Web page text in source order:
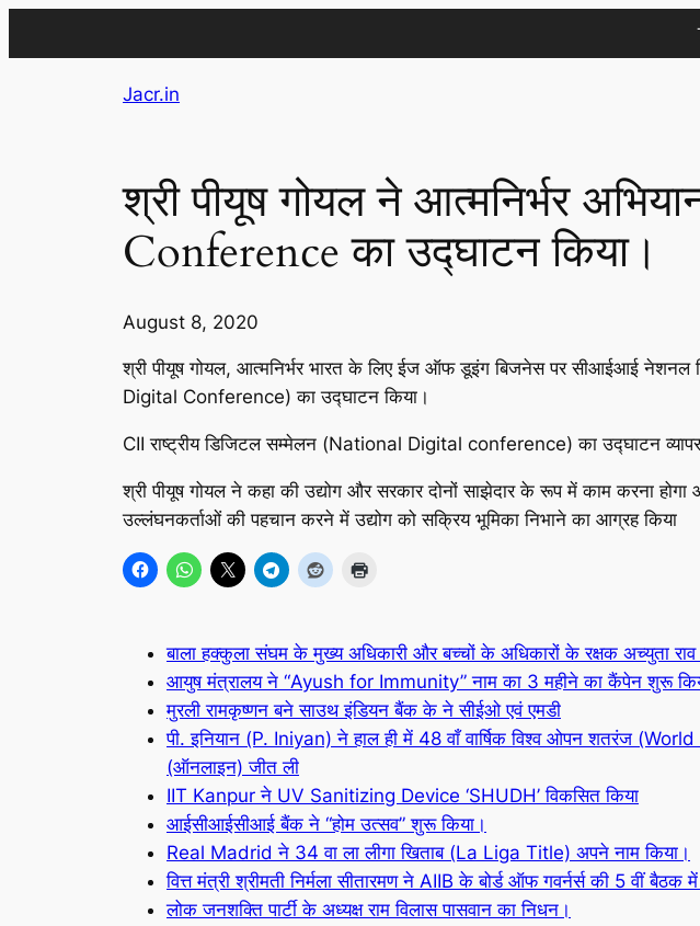
Jacr.in
श्री पीयूष गोयल ने आत्मनिर्भर
Conference का उद्घाटन किया।
August 8, 2020
श्री पीयूष गोयल, आत्मनिर्भर भारत के लिए ईज ऑफ डूइंग बिजनेस पर सीआईआई
Digital Conference) का उद्घाटन किया।
CII राष्ट्रीय डिजिटल सम्मेलन (National Digital conference) का उद्घाटन
श्री पीयूष गोयल ने कहा की उद्योग और सरकार दोनों साझेदार के रूप में काम करना
उल्लंघनकर्ताओं की पहचान करने में उद्योग को सक्रिय भूमिका निभाने का आग्रह किया
बाला हक्कुला संघम के मुख्य अधिकारी और बच्चों के अधिकारों के रक्षक अच्युता
आयुष मंत्रालय ने “Ayush for Immunity” नाम का 3 महीने का कैंपेन शुरू
मुरली रामकृष्णन बने साउथ इंडियन बैंक के ने सीईओ एवं एमडी
पी. इनियान (P. Iniyan) ने हाल ही में 48 वाँ वार्षिक विश्व ओपन शतरंज
(ऑनलाइन) जीत ली
IIT Kanpur ने UV Sanitizing Device ‘SHUDH’ विकसित किया
आईसीआईसीआई बैंक ने “होम उत्सव” शुरू किया।
Real Madrid ने 34 वा ला लीगा खिताब (La Liga Title) अपने नाम किया।
वित्त मंत्री श्रीमती निर्मला सीतारमण ने AIIB के बोर्ड ऑफ गवर्नर्स की 5 वीं बैठक
लोक जनशक्ति पार्टी के अध्यक्ष राम विलास पासवान का निधन।